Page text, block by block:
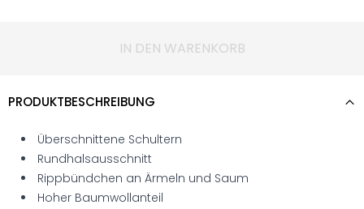
IN DEN WARENKORB
PRODUKTBESCHREIBUNG
Überschnittene Schultern
Rundhalsausschnitt
Rippbündchen an Ärmeln und Saum
Hoher Baumwollanteil